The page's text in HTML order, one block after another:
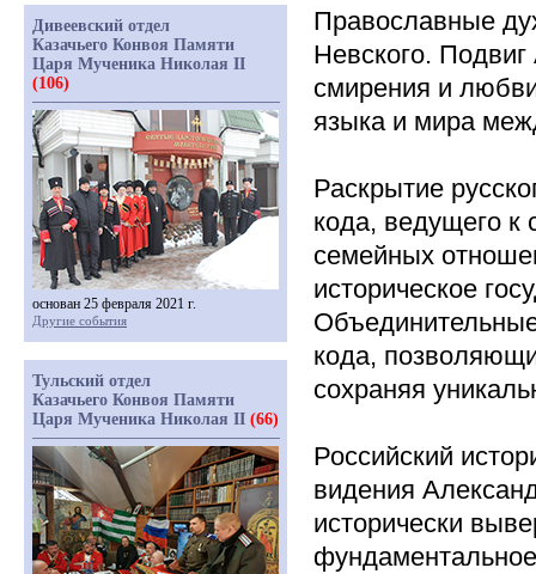
Православные
Невского.
смирения и
языка и мира
Раскрытие
кода, ведущего к
семейных
историческое
кода,
сохраняя
Российский
видения
исторически
Дивеевский отдел
Казачьего Конвоя Памяти
Царя Мученика Николая II
(106)
основан 25 февраля 2021 г.
Другие события
Тульский отдел
Казачьего Конвоя Памяти
Царя Мученика Николая II (66)